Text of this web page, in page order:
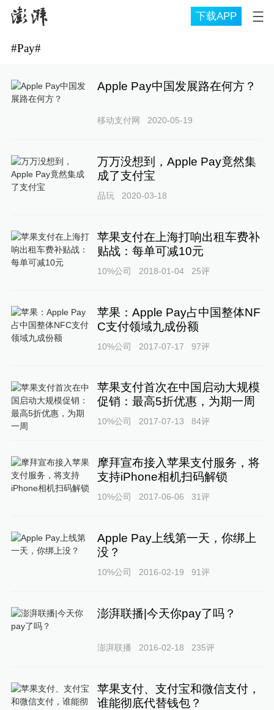
下载APP
#Pay#
Apple Pay中国发展路在何方？
移动支付网 2020-05-19
万万没想到，Apple Pay竟然集
成了支付宝
品玩 2020-03-18
苹果支付在上海打响出租车费补
贴战：每单可减10元
10%公司 2018-01-04 25评
苹果：Apple Pay占中国整体NF
C支付领域九成份额
10%公司 2017-07-17 97评
苹果支付首次在中国启动大规模
促销：最高5折优惠，为期一周
10%公司 2017-07-13 84评
摩拜宣布接入苹果支付服务，将
支持iPhone相机扫码解锁
10%公司 2017-06-06 31评
Apple Pay上线第一天，你绑上
没？
10%公司 2016-02-19 91评
澎湃联播|今天你pay了吗？
澎湃联播 2016-02-18 235评
苹果支付、支付宝和微信支付，
谁能彻底代替钱包？